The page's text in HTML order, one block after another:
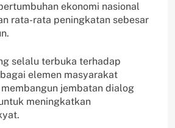
ekonomi nasional
rata-rata peningkatan sebesar
selalu terbuka terhadap
elemen masyarakat
jembatan dialog
meningkatkan